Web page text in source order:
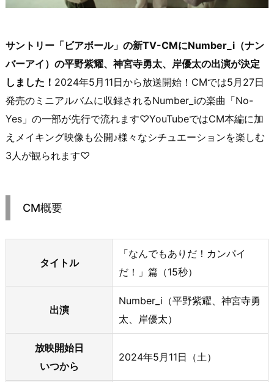
サントリー「ビアボール」の新TV-CMにNumber_i（ナン
バーアイ）の平野紫耀、神宮寺勇太、岸優太の出演が決定
しました！ 2024年5月11日から放送開始！CMでは5月27日
発売のミニアルバムに収録されるNumber_iの楽曲「No-
Yes」の一部が先行で流れます♡YouTubeではCM本編に加
えメイキング映像も公開♪様々なシチュエーションを楽しむ
3人が観られます♡
CM概要
タイトル
「なんでもありだ！カンパイ
だ！」篇（15秒）
出演
Number_i（平野紫耀、神宮寺勇
太、岸優太）
放映開始日
いつから
2024年5月11日（土）